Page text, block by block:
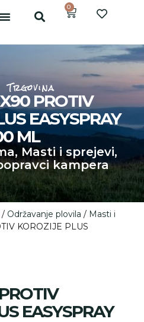
0
Trgovina
PROTIV
EASYSPRAY
ML
, Masti i sprejevi,
kampera
/ Održavanje plovila / Masti i
KOROZIJE PLUS
EASYSPRAY